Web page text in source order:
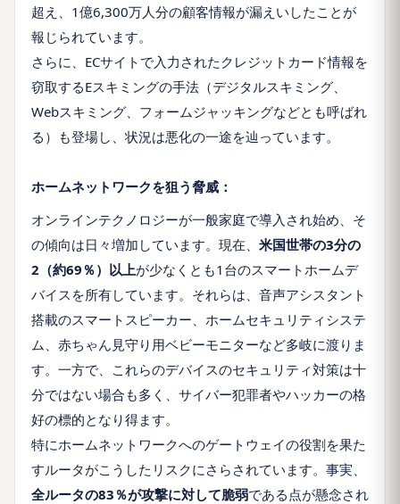
超え、1億6,300万人分の顧客情報が漏えいしたことが
報じられています。
さらに、ECサイトで入力されたクレジットカード情報を
窃取するEスキミングの手法（デジタルスキミング、
Webスキミング、フォームジャッキングなどとも呼ばれ
る）も登場し、状況は悪化の一途を辿っています。
ホームネットワークを狙う脅威：
オンラインテクノロジーが一般家庭で導入され始め、そ
の傾向は日々増加しています。現在、 米国世帯の3分の
2（約69％）以上が少なくとも1台のスマートホームデ
バイスを所有しています。それらは、音声アシスタント
搭載のスマートスピーカー、ホームセキュリティシステ
ム、赤ちゃん見守り用ベビーモニターなど多岐に渡りま
す。一方で、これらのデバイスのセキュリティ対策は十
分ではない場合も多く、サイバー犯罪者やハッカーの格
好の標的となり得ます。
特にホームネットワークへのゲートウェイの役割を果た
すルータがこうしたリスクにさらされています。事実、
全ルータの83％が攻撃に対して脆弱である点が懸念され